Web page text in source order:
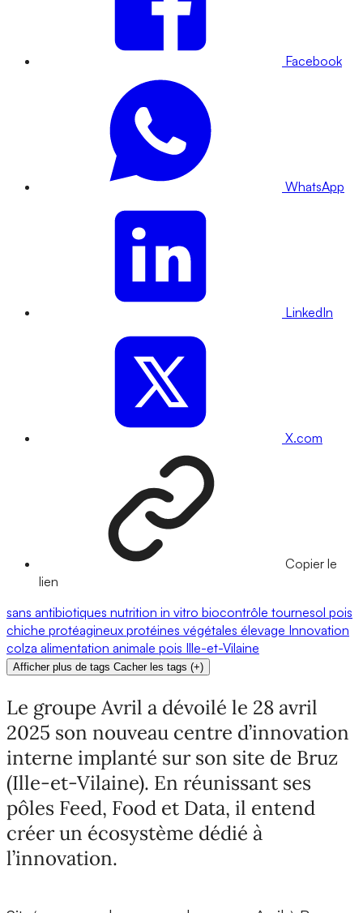
Facebook
WhatsApp
LinkedIn
X.com
Copier le
lien
sans antibiotiques nutrition in vitro biocontrôle tournesol pois
chiche protéagineux protéines végétales élevage Innovation
colza alimentation animale pois Ille-et-Vilaine
Afficher plus de tags Cacher les tags (+)
Le groupe Avril a dévoilé le 28 avril
2025 son nouveau centre d’innovation
interne implanté sur son site de Bruz
(Ille-et-Vilaine). En réunissant ses
pôles Feed, Food et Data, il entend
créer un écosystème dédié à
l’innovation.